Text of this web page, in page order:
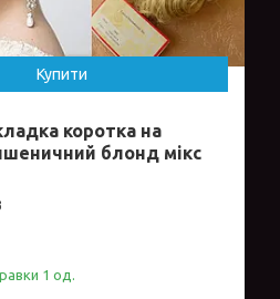
Купити
коротка на
блонд мікс
1 од.